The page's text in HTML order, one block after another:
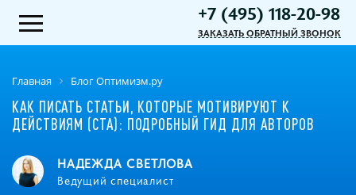
+7 (495) 118-20-98
ЗАКАЗАТЬ ОБРАТНЫЙ ЗВОНОК
Главная Блог Оптимизм.ру
КАК ПИСАТЬ СТАТЬИ, КОТОРЫЕ МОТИВИРУЮТ К
ДЕЙСТВИЯМ (CTA): ПОДРОБНЫЙ ГИД ДЛЯ АВТОРОВ
НАДЕЖДА СВЕТЛОВА
Ведущий специалист